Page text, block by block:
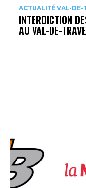
ACTUALITÉ VAL-DE-
INTERDICTION
AU VAL-DE-